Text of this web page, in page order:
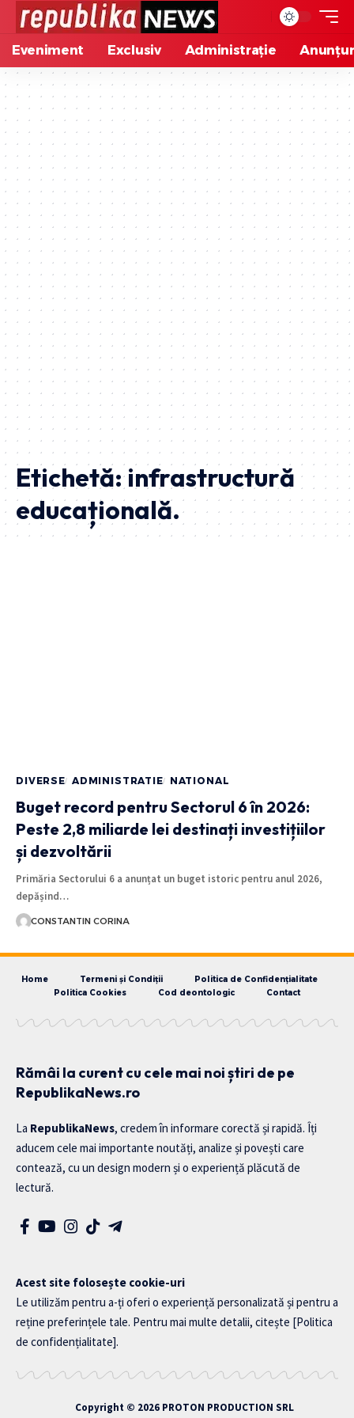
Eveniment Exclusiv Administrație
Etichetă:infrastructură
educațională.
DIVERSE ADMINISTRATIE NATIONAL
Buget record pentru Sectorul 6 în 2026:
Peste 2,8 miliarde lei destinați investițiilor
și dezvoltării
Primăria Sectorului 6 a anunțat un buget istoric pentru anul 2026,
depășind…
CONSTANTIN CORINA
Home Termeni și Condiții
Politica de Confidențialitate
Politica Cookies
Cod deontologic Contact
Rămâi la curent cu cele mai noi știri de pe
RepublikaNews.ro
La RepublikaNews, credem în informare corectă și rapidă. Îți
aducem cele mai importante noutăți, analize și povești care
contează, cu un design modern și o experiență plăcută de
lectură.
Acest site folosește cookie-uri
Le utilizăm pentru a-ți oferi o experiență personalizată și pentru a
reține preferințele tale. Pentru mai multe detalii, citește [Politica
de confidențialitate].
Copyright © 2026 PROTON PRODUCTION SRL